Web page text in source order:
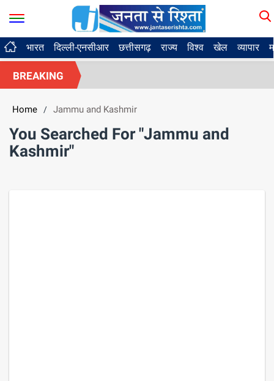
भारत दिल्ली-एनसीआर छत्तीसगढ़ राज्य विश्व खेल व्यापार
BREAKING
Home / Jammu and Kashmir
You Searched For "Jammu and
Kashmir"